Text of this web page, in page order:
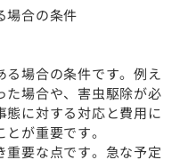
場合の条件
場合の条件です。例え
た場合や、害虫駆除が必
に対する対応と費用に
が重要です。
重要な点です。急な予定